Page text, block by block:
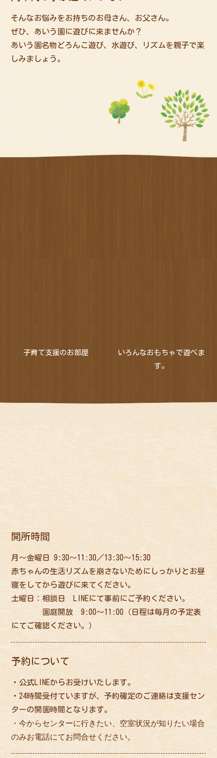
そんなお悩みをお持ちのお母さん、お父さん。
ぜひ、あいう園に遊びに来ませんか？
あいう園名物どろんこ遊び、水遊び、リズムを親子で楽
しみましょう。
子育て支援のお部屋
いろんなおもちゃで遊べま
す。
開所時間
月～金曜日 9:30～11:30／13:30～15:30
赤ちゃんの生活リズムを崩さないためにしっかりとお昼
寝をしてから遊びに来てください。
土曜日：相談日 LINEにて事前にご予約ください。
園庭開放 9:00～11:00（日程は毎月の予定表
にてご確認ください。）
予約について
・公式LINEからお受けいたします。
・24時間受付ていますが、予約確定のご連絡は支援セン
ターの開園時間となります。
・今からセンターに行きたい、空室状況が知りたい場合
のみお電話にてお問合せください。